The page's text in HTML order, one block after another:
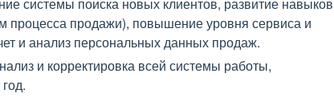
продажи), повышение уровня сервиса и
и анализ персональных данных продаж.
и корректировка всей системы работы,